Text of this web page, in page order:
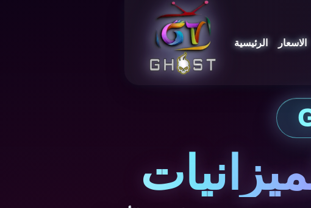
الرئيسية الاسعار